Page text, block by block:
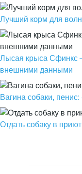
Лучший корм для
Лысая крыса Сфинкс
внешними данными
Вагина собаки,
Отдать собаку в